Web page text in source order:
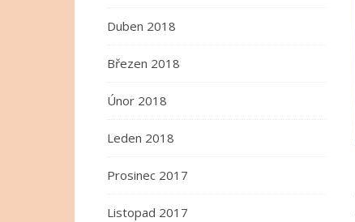
Duben 2018
Březen 2018
Únor 2018
Leden 2018
Prosinec 2017
Listopad 2017